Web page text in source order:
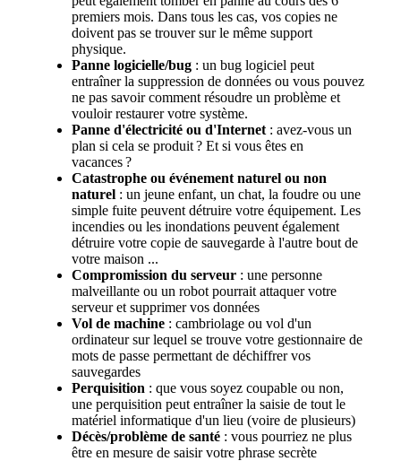
premiers mois. Dans tous les cas, vos copies ne
doivent pas se trouver sur le même support
physique.
Panne logicielle/bug : un bug logiciel peut
entraîner la suppression de données ou vous pouvez
ne pas savoir comment résoudre un problème et
vouloir restaurer votre système.
Panne d'électricité ou d'Internet : avez-vous un
plan si cela se produit ? Et si vous êtes en
vacances ?
Catastrophe ou événement naturel ou non
naturel : un jeune enfant, un chat, la foudre ou une
simple fuite peuvent détruire votre équipement. Les
incendies ou les inondations peuvent également
détruire votre copie de sauvegarde à l'autre bout de
votre maison ...
Compromission du serveur : une personne
malveillante ou un robot pourrait attaquer votre
serveur et supprimer vos données
Vol de machine : cambriolage ou vol d'un
ordinateur sur lequel se trouve votre gestionnaire de
mots de passe permettant de déchiffrer vos
sauvegardes
Perquisition : que vous soyez coupable ou non,
une perquisition peut entraîner la saisie de tout le
matériel informatique d'un lieu (voire de plusieurs)
Décès/problème de santé : vous pourriez ne plus
être en mesure de saisir votre phrase secrète